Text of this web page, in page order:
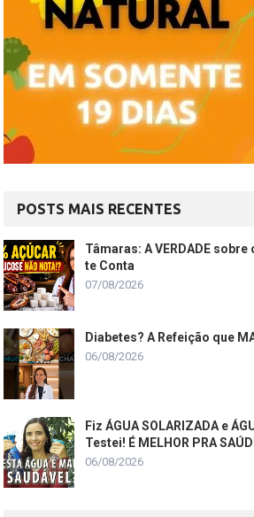
POSTS MAIS RECENTES
Tâmaras: A VERDADE sobre
te Conta
07/08/2026
Diabetes? A Refeição que
06/08/2026
Fiz ÁGUA SOLARIZADA e
Testei! É MELHOR PRA
06/08/2026